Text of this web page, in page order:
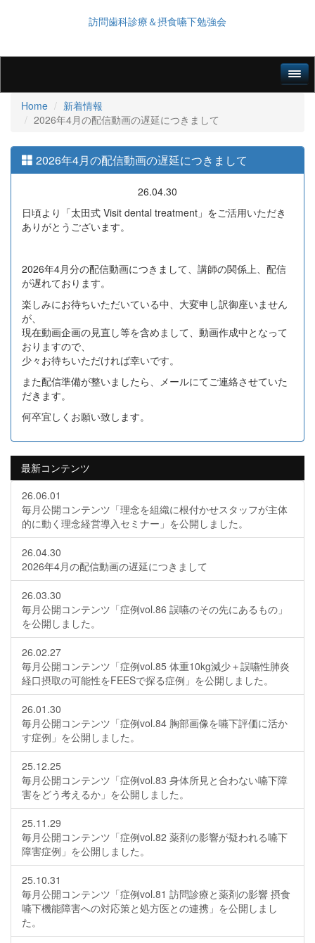
訪問歯科診療＆摂食嚥下勉強会
Home
新着情報
2026年4月の配信動画の遅延につきまして
2026年4月の配信動画の遅延につきまして
26.04.30
日頃より「太田式 Visit dental treatment」をご活用いただき
ありがとうございます。
2026年4月分の配信動画につきまして、講師の関係上、配信
が遅れております。
楽しみにお待ちいただいている中、大変申し訳御座いません
が、
現在動画企画の見直し等を含めまして、動画作成中となって
おりますので、
少々お待ちいただければ幸いです。
また配信準備が整いましたら、メールにてご連絡させていた
だきます。
何卒宜しくお願い致します。
最新コンテンツ
26.06.01
毎月公開コンテンツ「理念を組織に根付かせスタッフが主体
的に動く理念経営導入セミナー」を公開しました。
26.04.30
2026年4月の配信動画の遅延につきまして
26.03.30
毎月公開コンテンツ「症例vol.86 誤嚥のその先にあるもの」
を公開しました。
26.02.27
毎月公開コンテンツ「症例vol.85 体重10kg減少＋誤嚥性肺炎
経口摂取の可能性をFEESで探る症例」を公開しました。
26.01.30
毎月公開コンテンツ「症例vol.84 胸部画像を嚥下評価に活か
す症例」を公開しました。
25.12.25
毎月公開コンテンツ「症例vol.83 身体所見と合わない嚥下障
害をどう考えるか」を公開しました。
25.11.29
毎月公開コンテンツ「症例vol.82 薬剤の影響が疑われる嚥下
障害症例」を公開しました。
25.10.31
毎月公開コンテンツ「症例vol.81 訪問診療と薬剤の影響 摂食
嚥下機能障害への対応策と処方医との連携」を公開しまし
た。